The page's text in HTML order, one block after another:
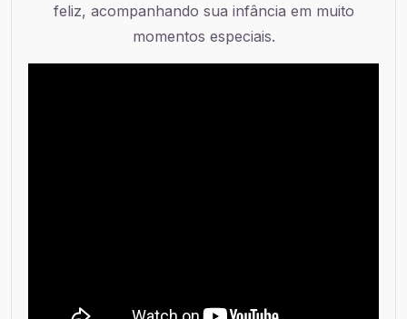
feliz, acompanhando sua infância em muito
momentos especiais.